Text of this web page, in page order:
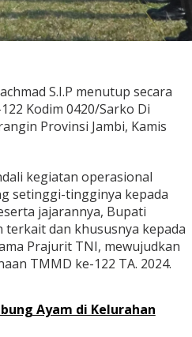
S.I.P menutup secara
Kodim 0420/Sarko Di
Provinsi Jambi, Kamis
kegiatan operasional
setinggi-tingginya kepada
jajarannya, Bupati
dan khususnya kepada
Prajurit TNI, mewujudkan
TMMD ke-122 TA. 2024.
Ayam di Kelurahan